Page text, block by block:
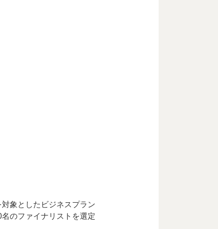
象としたビジネスプラン
のファイナリストを選定